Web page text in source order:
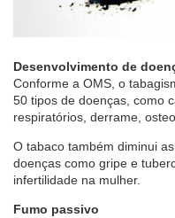
Desenvolvimento de
Conforme a OMS, o
50 tipos de doenças, como
respiratórios, derrame,
O tabaco também diminui
doenças como gripe e
infertilidade na mulher.
Fumo passivo